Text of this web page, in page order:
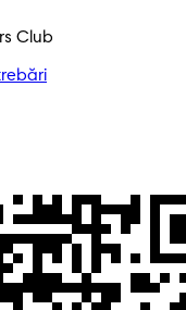
Club